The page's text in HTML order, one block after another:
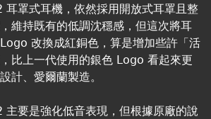
罩式耳機，依然採用開放式耳罩且整
維持既有的低調沈穩感，但這次將耳
改換成紅銅色，算是增加些許「活
比上一代使用的銀色 Logo 看起來更
計、愛爾蘭製造。
要是強化低音表現，但根據原廠的說